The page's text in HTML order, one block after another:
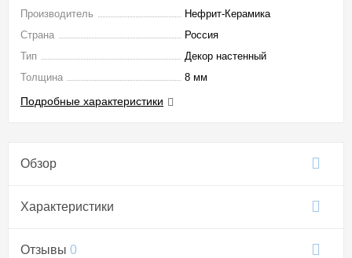
Производитель
Нефрит-Керамика
Страна
Россия
Тип
Декор настенный
Толщина
8 мм
Подробные характеристики
Обзор
Характеристики
Отзывы 0